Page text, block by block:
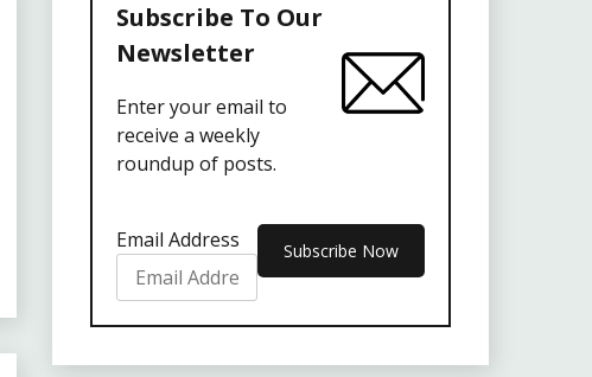
Subscribe To Our
Newsletter
Enter your email to
receive a weekly
roundup of posts.
Email Address